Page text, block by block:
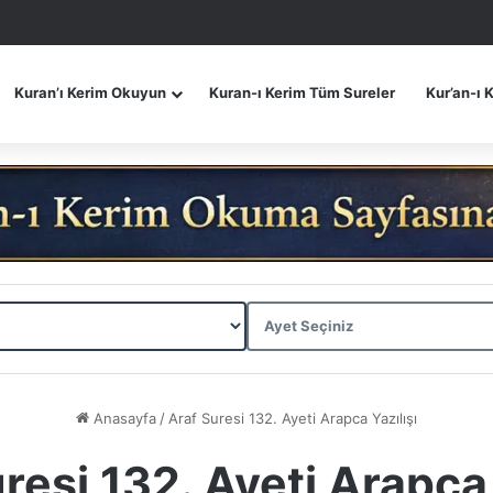
Kuran’ı Kerim Okuyun Kuran-ı Kerim Tüm Sureler Kur’an-ı
Anasayfa / Araf Suresi 132. Ayeti Arapca Yazılışı